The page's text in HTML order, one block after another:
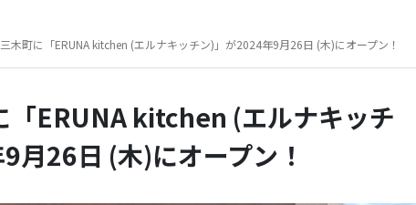
木町に「ERUNA kitchen (エルナキッチン)」が2024年9月26日 (木)にオープン！
「ERUNA kitchen (エルナキッチ
月26日 (木)にオープン！